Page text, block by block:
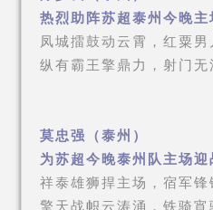
热烈助阵苏超泰州今晚主
凤城擂鼓动云霄，红粟男
纵有霸王擎鼎力，射门无
莫忠强（泰州）
为苏超今晚泰州队主场迎
祥泰雄狮捍主场，宿军锋
擎天战帜云涛涌，铁骑宵